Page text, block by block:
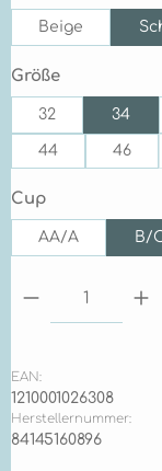
Beige
Größeauswählen
32 34
44 46
Cupauswählen
AA/A B/
Produkt
EAN:
1210001026308
Herstellernummer:
84145160896